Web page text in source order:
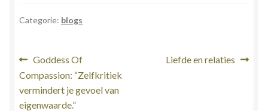
Categorie: blogs
Bericht
navigatie
Vorig
bericht:
Goddess Of
Compassion: “Zelfkritiek
vermindert je gevoel van
eigenwaarde.”
Volgend
Liefde en relaties